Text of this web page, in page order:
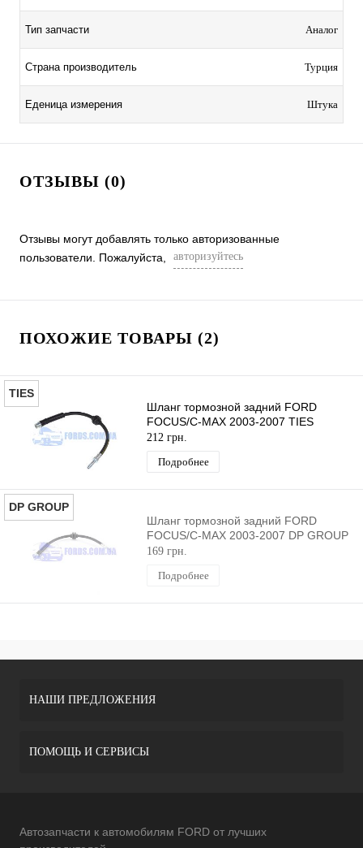
Тип запчасти Аналог
Страна производитель Турция
Еденица измерения Штука
ОТЗЫВЫ (0)
Отзывы могут добавлять только авторизованные
пользователи. Пожалуйста,
авторизуйтесь
ПОХОЖИЕ ТОВАРЫ (2)
TIES
Шланг тормозной задний FORD
FOCUS/C-MAX 2003-2007 TIES
212 грн.
Подробнее
DP GROUP
Шланг тормозной задний FORD
FOCUS/C-MAX 2003-2007 DP GROUP
169 грн.
Подробнее
НАШИ ПРЕДЛОЖЕНИЯ
ПОМОЩЬ И СЕРВИСЫ
Автозапчасти к автомобилям FORD от лучших